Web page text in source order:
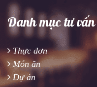
Danh mục tư vấn
Thực đơn
Món ăn
Dự án